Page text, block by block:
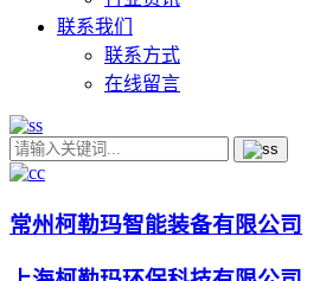
联系我们
联系方式
在线留言
常州柯勒玛智能装备有限公司